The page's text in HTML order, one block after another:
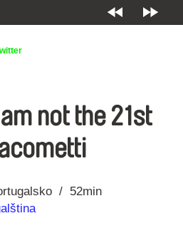
not the 21st
52min